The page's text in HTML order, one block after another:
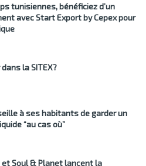
tunisiennes, bénéficiez d’un
avec Start Export by Cepex pour
la SITEX?
à ses habitants de garder un
“au cas où”
et Soul & Planet lancent la